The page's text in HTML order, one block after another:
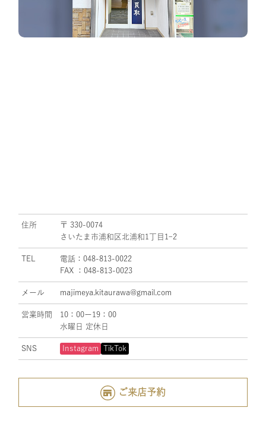
住所
〒 330-0074
さいたま市浦和区北浦和1丁目1ｰ2
TEL
電話：048-813-0022
FAX ：048-813-0023
メール majimeya.kitaurawa@gmail.com
営業時間
10：00ー19：00
水曜日 定休日
SNS Instagram TikTok
ご来店予約